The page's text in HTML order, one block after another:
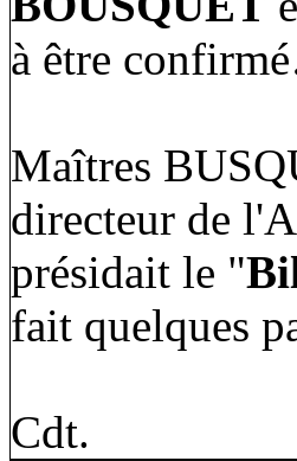
à être
Maîtres
directeur de
présidait le "
fait quelques
Cdt.